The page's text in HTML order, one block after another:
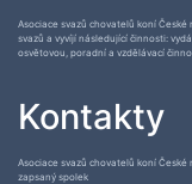
Asociace svazů chovatelů koní
svazů a vyvíjí následující činnosti:
osvětovou, poradní a vzdělávací
Kontakty
Asociace svazů chovatelů koní České
zapsaný spolek